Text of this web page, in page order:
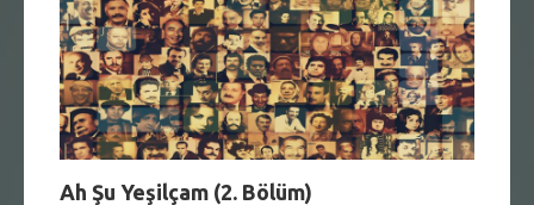
Ah Şu Yeşilçam (2. Bölüm)